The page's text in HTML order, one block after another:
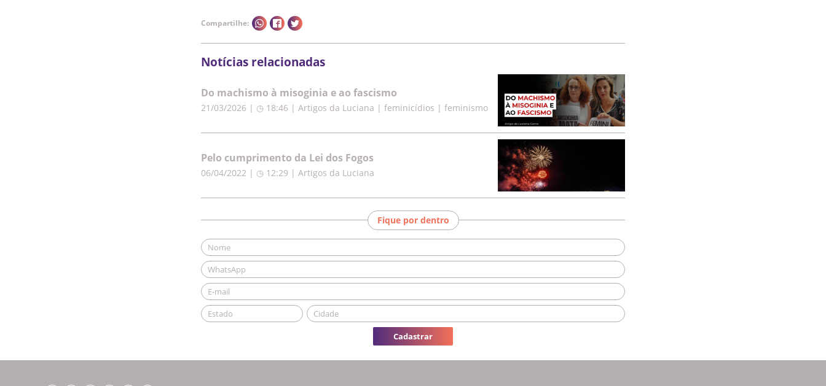
Compartilhe:
Notícias relacionadas
Do machismo à misoginia e ao fascismo
21/03/2026 | ◷ 18:46 | Artigos da Luciana | feminicídios | feminismo
Pelo cumprimento da Lei dos Fogos
06/04/2022 | ◷ 12:29 | Artigos da Luciana
Fique por dentro
Cadastrar